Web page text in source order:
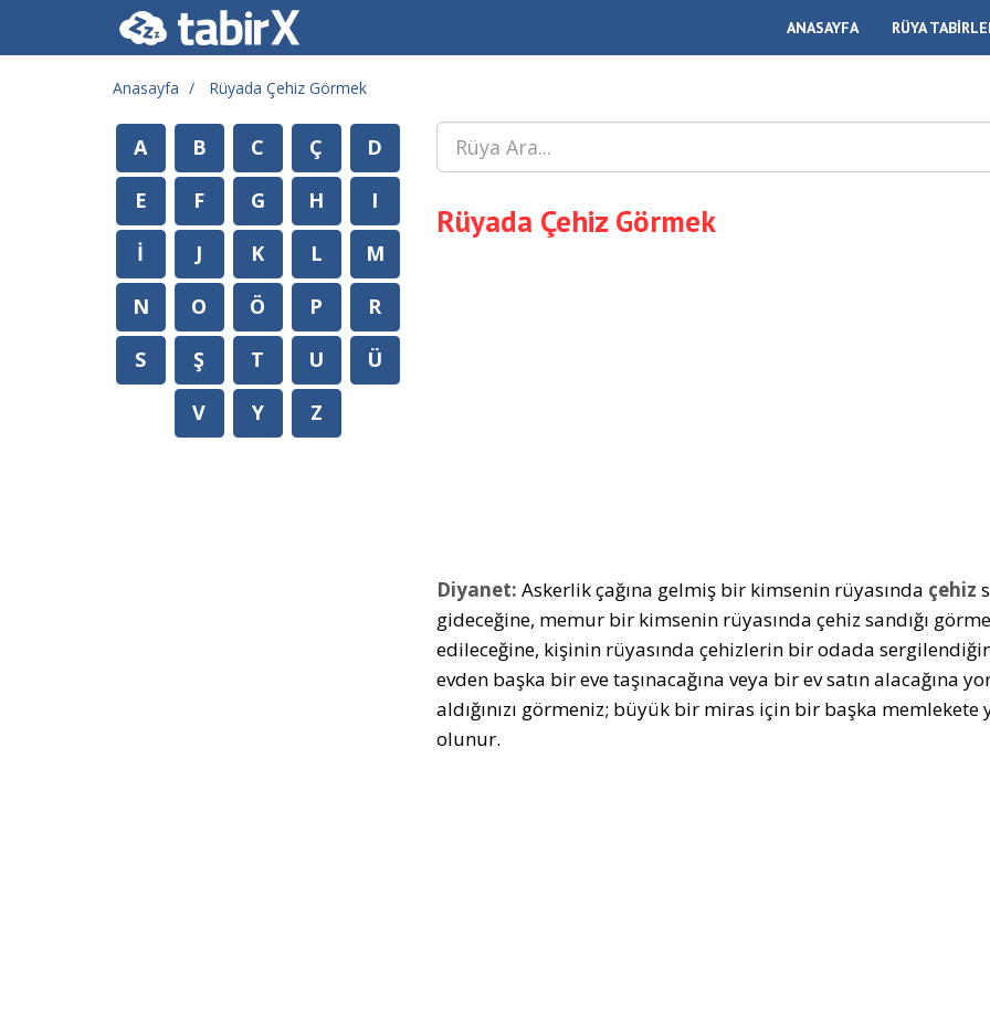
ANASAYFA RÜYA
Anasayfa Rüyada Çehiz Görmek
Rüyada Çehiz Görmek
Diyanet: Askerlik çağına gelmiş bir kimsenin rüyasında çehiz
gideceğine, memur bir kimsenin rüyasında çehiz sandığı
edileceğine, kişinin rüyasında çehizlerin bir odada
evden başka bir eve taşınacağına veya bir ev satın alacağına
aldığınızı görmeniz; büyük bir miras için bir başka
olunur.
A B C Ç
D
E
F G H
I
İ
J K L
M
N
O Ö P
R
S
Ş T U
Ü
V
Y Z